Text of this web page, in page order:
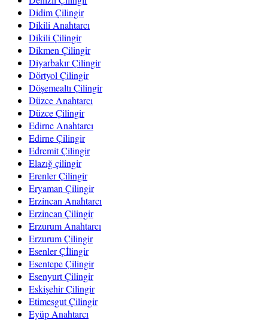
Didim Çilingir
Dikili Anahtarcı
Dikili Çilingir
Dikmen Çilingir
Diyarbakır Çilingir
Dörtyol Çilingir
Döşemealtı Çilingir
Düzce Anahtarcı
Düzce Çilingir
Edirne Anahtarcı
Edirne Çilingir
Edremit Çilingir
Elazığ çilingir
Erenler Çilingir
Eryaman Çilingir
Erzincan Anahtarcı
Erzincan Çilingir
Erzurum Anahtarcı
Erzurum Çilingir
Esenler Çİlingir
Esentepe Çilingir
Esenyurt Çilingir
Eskişehir Çilingir
Etimesgut Çilingir
Eyüp Anahtarcı